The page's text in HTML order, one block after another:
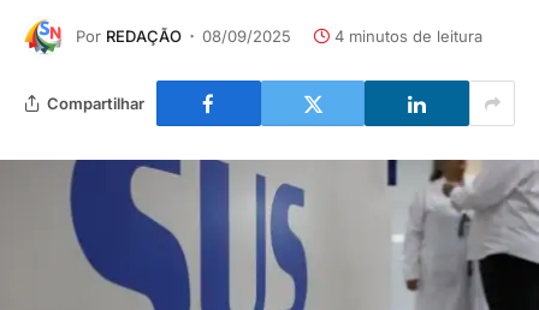
Por REDAÇÃO 08/09/2025 4 minutos de leitura
Compartilhar